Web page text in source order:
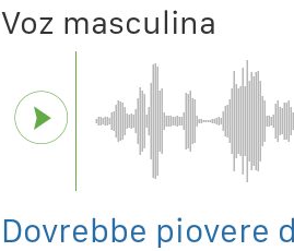
Voz masculina
Dovrebbe piovere